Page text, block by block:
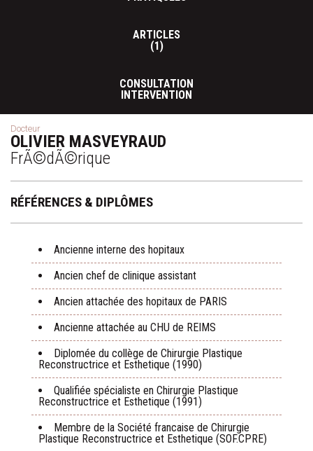
ARTICLES
(1)
CONSULTATION
INTERVENTION
Docteur
OLIVIER MASVEYRAUD
FrÃ©dÃ©rique
RÉFÉRENCES & DIPLÔMES
Ancienne interne des hopitaux
Ancien chef de clinique assistant
Ancien attachée des hopitaux de PARIS
Ancienne attachée au CHU de REIMS
Diplomée du collège de Chirurgie Plastique
Reconstructrice et Esthetique (1990)
Qualifiée spécialiste en Chirurgie Plastique
Reconstructrice et Esthetique (1991)
Membre de la Société francaise de Chirurgie
Plastique Reconstructrice et Esthetique (SOF.CPRE)